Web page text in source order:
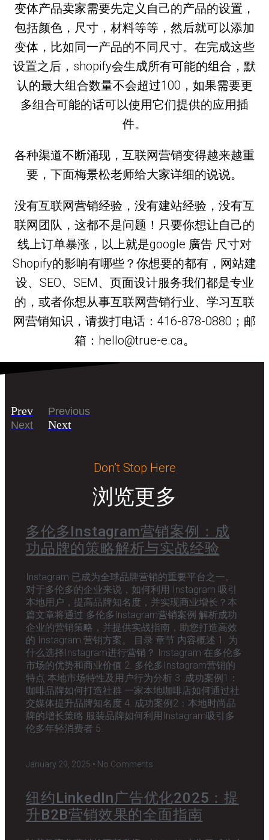
变体产品卖家需要先定义自己的产品的设置，
包括颜色，尺寸，材料等等，然后就可以添加
变体，比如同一产品的不同尺寸。在完成这些
设置之后，shopify会生成所有可能的组合，默
认的最大组合数量不会超过100，如果需要更
多组合可能的话可以使用它们提供的应用插
件。
各种渠道不断涌现，互联网营销变得越来越重
要，下面梅景松老师给大家详细的说说。
没有互联网营销经验，没有建站经验，没有互
联网团队，这都不是问题！只要你想让自己的
线上订单暴涨，以上就是google 廣告 尺寸对
Shopify的影响有哪些？你想要的都有，网站建
设、SEO、SEM、页面设计服务我们都是专业
的，或者你想从事互联网营销行业、学习互联
网营销知识，请拨打电话：416-878-0880；邮
箱：hello@true-e.ca。
Prev
Previous
Next
Next
Don’t Stop Here
浏览更多
多伦多Instagram营销案例：成
功品牌的策略解析与实战经验
Instagram 已成为全球品牌营销的重要平台之一。
对于多伦多的企业来说，如何利用 Instagram 吸引
本地用户，提高品牌知名度，并实现商业增长？本
篇文章将通过 多伦多Instagram营销案例 解析成功
企业的营销策略，并提供实战指南，助您打造高效
的 Instagram 营销方案。 目录 章节 内容概述 1. 为
什么选择Instagram进行营销？ Instagram 在多伦多
市场的优势和商业价值 2. 多伦多Instagram营销的
特点 本地市场特性及用户行为分析 3. 成功案例1：
咖啡品牌如何打造社群 一家本地咖啡店如何通过社
交媒体提升品牌知名度 4. 成功案例2：本地时尚品
牌的增长策略 服装品牌如何利用Instagram吸引多
伦多年轻消费者 5.
January 29, 2025 No Comments
纽约LinkedIn广告优化2025：提
升B2B营销效果的全面指南